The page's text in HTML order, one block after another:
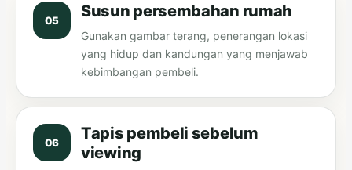
Susun persembahan rumah
Gunakan gambar terang, penerangan lokasi
yang hidup dan kandungan yang menjawab
kebimbangan pembeli.
Tapis pembeli sebelum
viewing